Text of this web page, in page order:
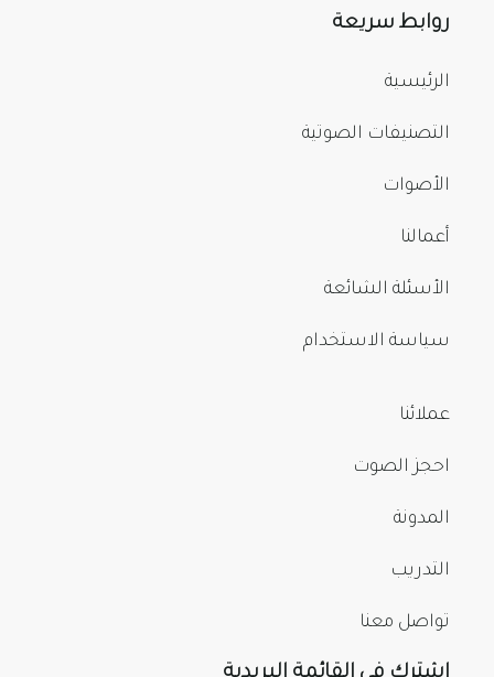
روابط سريعة
الرئيسية
التصنيفات الصوتية
الأصوات
أعمالنا
الأسئلة الشائعة
سياسة الاستخدام
عملائنا
احجز الصوت
المدونة
التدريب
تواصل معنا